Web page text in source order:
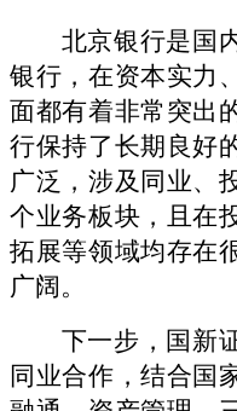
北京银行是国
银行，在资本实力
面都有着非常突出
行保持了长期良好
广泛，涉及同业、
个业务板块，
且在
拓展等领域均存在
广阔。
下一步，国新
同业合作，结合国